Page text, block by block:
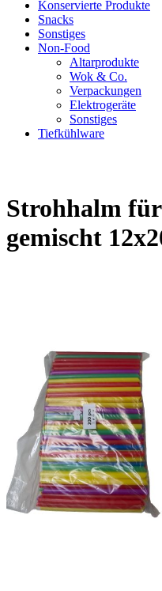
Konservierte Produkte
Snacks
Sonstiges
Non-Food
Altarprodukte
Wok & Co.
Verpackungen
Elektrogeräte
Sonstiges
Tiefkühlware
Strohhalm
gemischt